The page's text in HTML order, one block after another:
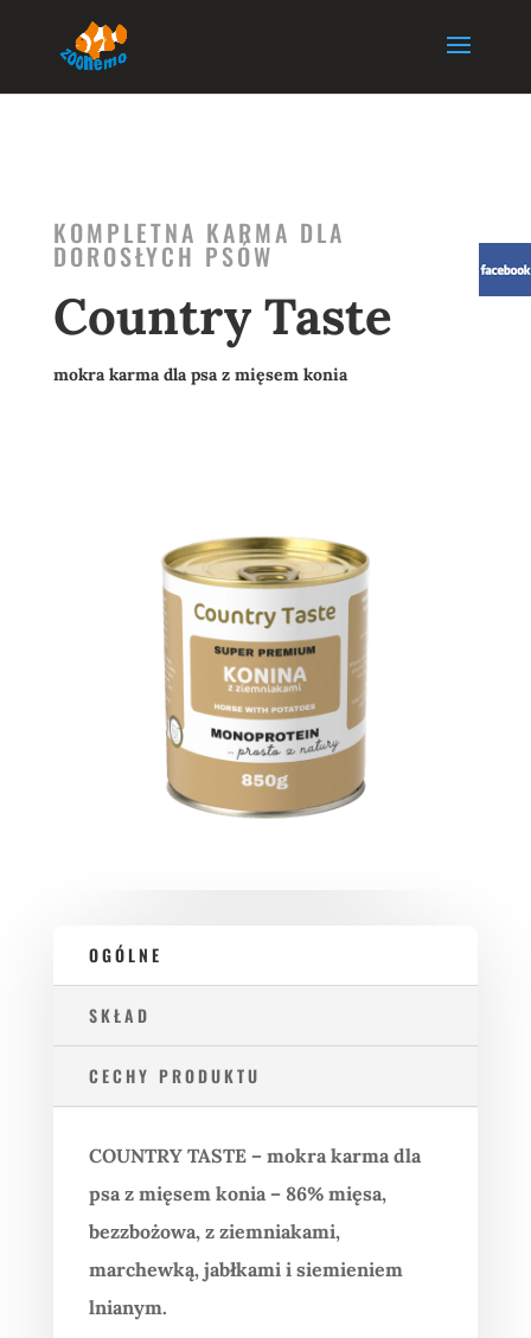
KOMPLETNA KARMA DLA
DOROSŁYCH PSÓW
Country Taste
mokra karma dla psa z mięsem konia
OGÓLNE
SKŁAD
CECHY PRODUKTU
COUNTRY TASTE – mokra karma dla
psa z mięsem konia – 86% mięsa,
bezzbożowa, z ziemniakami,
marchewką, jabłkami i siemieniem
lnianym.